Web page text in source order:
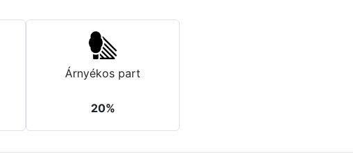
Árnyékos part
20%